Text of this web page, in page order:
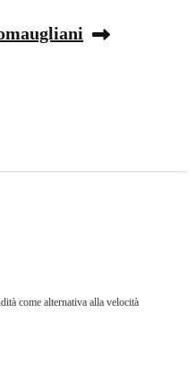
come alternativa alla velocità